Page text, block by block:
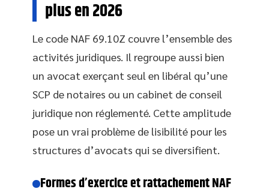
plus en 2026
Le code NAF 69.10Z couvre l’ensemble des
activités juridiques. Il regroupe aussi bien
un avocat exerçant seul en libéral qu’une
SCP de notaires ou un cabinet de conseil
juridique non réglementé. Cette amplitude
pose un vrai problème de lisibilité pour les
structures d’avocats qui se diversifient.
Formes d’exercice et rattachement NAF